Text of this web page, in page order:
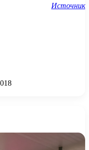
Источник